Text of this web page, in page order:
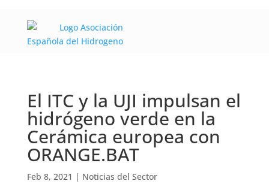
El ITC y la UJI impulsan el
hidrógeno verde en la
Cerámica europea con
ORANGE.BAT
Feb 8, 2021 | Noticias del Sector